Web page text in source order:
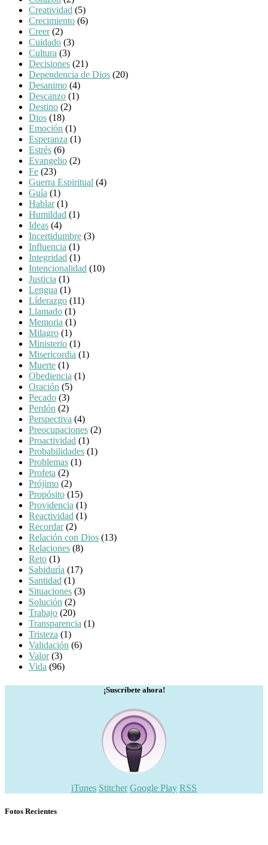
Creatividad (5)
Crecimiento (6)
Creer(2)
Cuidado (3)
Cultura (3)
Decisiones (21)
Dependencia de Dios (20)
Desanimo (4)
Descanzo (1)
Destino (2)
Dios (18)
Emoción (1)
Esperanza (1)
Estrés (6)
Evangelio (2)
Fe (23)
Guerra Espiritual (4)
Guía (1)
Hablar(1)
Humildad (1)
Ideas (4)
Incertidumbre (3)
Influencia (1)
Integridad (1)
Intencionalidad (10)
Justicia (1)
Lengua (1)
Líderazgo (11)
Llamado (1)
Memoria (1)
Milagro (1)
Ministerio (1)
Misericordia (1)
Muerte (1)
Obediencia (1)
Oración (5)
Pecado (3)
Perdón (2)
Perspectiva (4)
Preocupaciones (2)
Proactividad (1)
Probabilidades (1)
Problemas (1)
Profeta (2)
Prójimo (2)
Propósito (15)
Providencia (1)
Reactividad (1)
Recordar(2)
Relación con Dios (13)
Relaciones (8)
Reto (1)
Sabiduría (17)
Santidad (1)
Situaciones (3)
Solución (2)
Trabajo (20)
Transparencia (1)
Tristeza (1)
Validación (6)
Valor(3)
Vida (96)
¡Suscríbete ahora!
iTunes Stitcher Google Play RSS
Fotos Recientes